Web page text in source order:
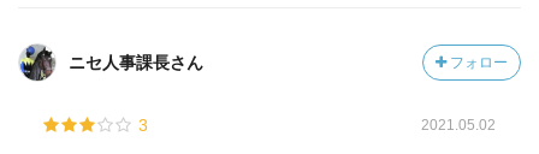
ニセ人事課長さん フォロー
3 2021.05.02